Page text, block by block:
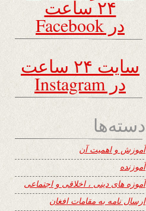
۲۴ ساعت
در Facebook
سایت ۲۴ ساعت
در Instagram
دسته‌ها
آموزش و اهمیت آن
آموزنده
آموزه های دینی ، اخلاقی و اجتماعی
ارسال نامه به مقامات افغان